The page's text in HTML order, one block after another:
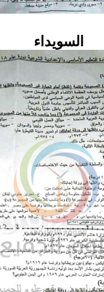
السويداء